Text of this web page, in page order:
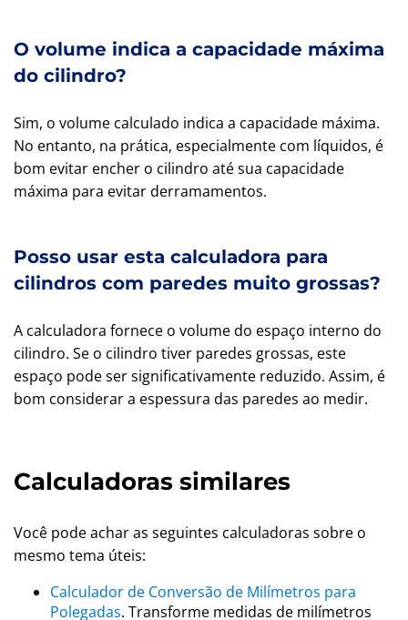
O volume indica a capacidade máxima
do cilindro?
Sim, o volume calculado indica a capacidade máxima.
No entanto, na prática, especialmente com líquidos, é
bom evitar encher o cilindro até sua capacidade
máxima para evitar derramamentos.
Posso usar esta calculadora para
cilindros com paredes muito grossas?
A calculadora fornece o volume do espaço interno do
cilindro. Se o cilindro tiver paredes grossas, este
espaço pode ser significativamente reduzido. Assim, é
bom considerar a espessura das paredes ao medir.
Calculadoras similares
Você pode achar as seguintes calculadoras sobre o
mesmo tema úteis:
Calculador de Conversão de Milímetros para
Polegadas. Transforme medidas de milímetros